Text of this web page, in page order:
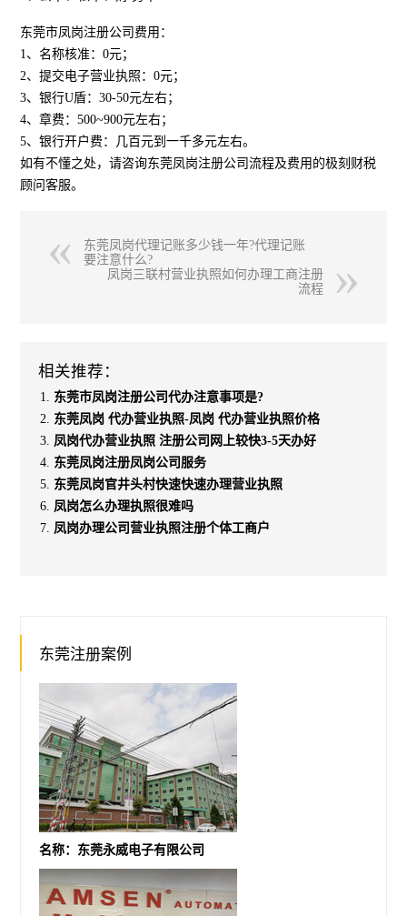
东莞市凤岗注册公司费用：
1、名称核准：0元；
2、提交电子营业执照：0元；
3、银行U盾：30-50元左右；
4、章费：500~900元左右；
5、银行开户费：几百元到一千多元左右。
如有不懂之处，请咨询东莞凤岗注册公司流程及费用的极刻财税
顾问客服。
东莞凤岗代理记账多少钱一年?代理记账
要注意什么?
凤岗三联村营业执照如何办理工商注册
流程
相关推荐：
东莞市凤岗注册公司代办注意事项是?
东莞凤岗 代办营业执照-凤岗 代办营业执照价格
凤岗代办营业执照 注册公司网上较快3-5天办好
东莞凤岗注册凤岗公司服务
东莞凤岗官井头村快速快速办理营业执照
凤岗怎么办理执照很难吗
凤岗办理公司营业执照注册个体工商户
东莞注册案例
名称：东莞永威电子有限公司